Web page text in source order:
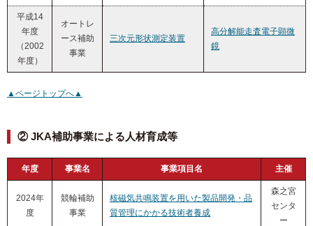
平成14
年度
（2002
年度）
オートレ
ース補助
事業
三次元形状測定装置
高分解能走査電子顕微
鏡
▲ページトップへ▲
② JKA補助事業による人材育成等
年度 事業名 事業項目名 主催
2024年
度
競輪補助
事業
核磁気共鳴装置を用いた製品開発・品
質管理にかかる技術者養成
森之宮
センタ
ー